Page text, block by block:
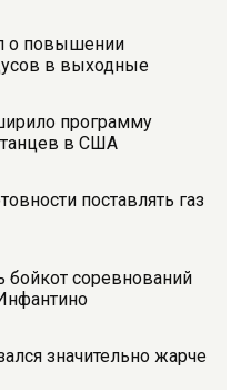
о повышении
в выходные
программу
в США
поставлять газ
бойкот соревнований
значительно жарче